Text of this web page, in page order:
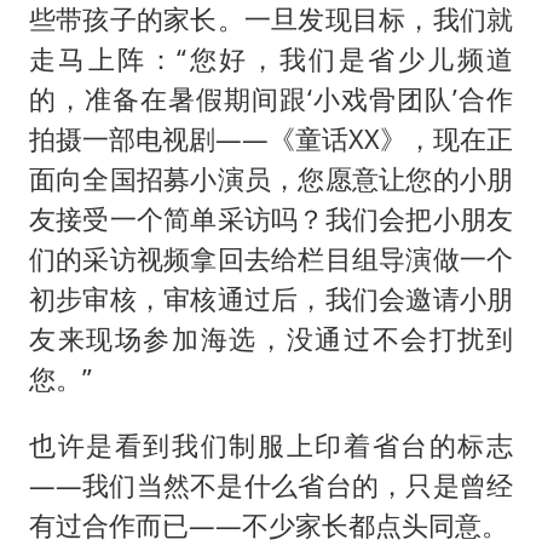
些带孩子的家长。一旦发现目标，我们就
走马上阵：“您好，我们是省少儿频道
的，准备在暑假期间跟‘小戏骨团队’合作
拍摄一部电视剧——《童话XX》，现在正
面向全国招募小演员，您愿意让您的小朋
友接受一个简单采访吗？我们会把小朋友
们的采访视频拿回去给栏目组导演做一个
初步审核，审核通过后，我们会邀请小朋
友来现场参加海选，没通过不会打扰到
您。”
也许是看到我们制服上印着省台的标志
——我们当然不是什么省台的，只是曾经
有过合作而已——不少家长都点头同意。